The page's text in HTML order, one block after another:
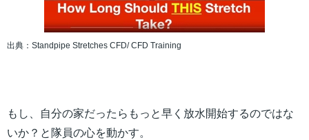
出典：Standpipe Stretches CFD/ CFD Training
もし、自分の家だったらもっと早く放水開始するのではな
いか？と隊員の心を動かす。